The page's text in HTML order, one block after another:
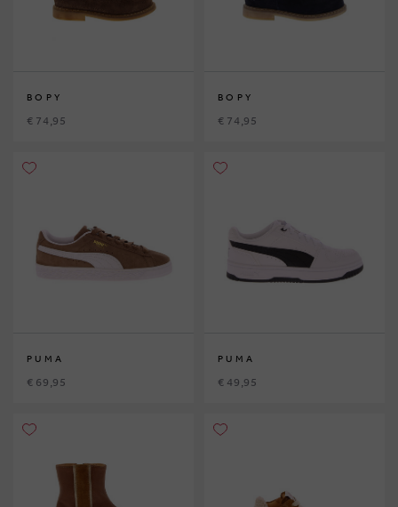
BOPY
€ 74,95
BOPY
€ 74,95
PUMA
€ 69,95
PUMA
€ 49,95